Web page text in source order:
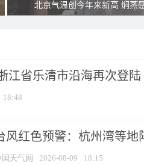
北京气温创今年来新高 焖蒸
江省乐清市沿海再次登陆
18:48
风红色预警：杭州湾等地
国天气网 2026-08-09 18:15